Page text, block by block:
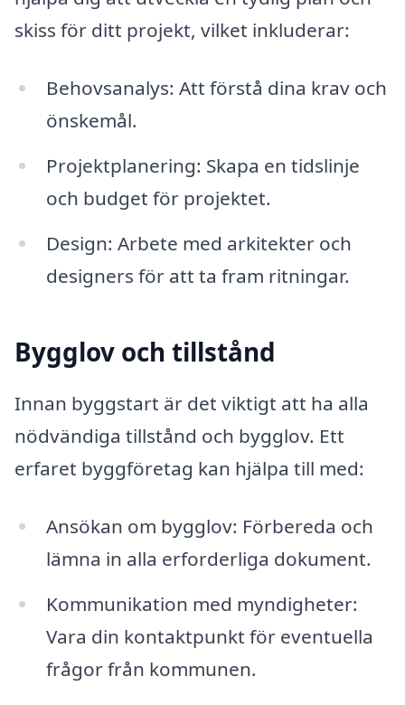
skiss för ditt projekt, vilket inkluderar:
Behovsanalys: Att förstå dina krav och
önskemål.
Projektplanering: Skapa en tidslinje
och budget för projektet.
Design: Arbete med arkitekter och
designers för att ta fram ritningar.
Bygglov och tillstånd
Innan byggstart är det viktigt att ha alla
nödvändiga tillstånd och bygglov. Ett
erfaret byggföretag kan hjälpa till med:
Ansökan om bygglov: Förbereda och
lämna in alla erforderliga dokument.
Kommunikation med myndigheter:
Vara din kontaktpunkt för eventuella
frågor från kommunen.